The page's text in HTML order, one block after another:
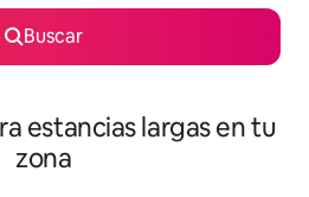
Buscar
estancias largas en tu
zona